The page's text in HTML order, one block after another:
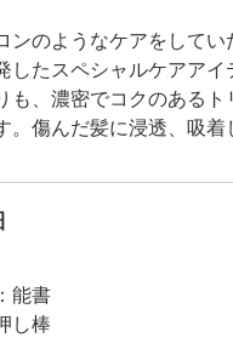
ンのようなケアをしてい
したスペシャルケアアイ
も、濃密でコクのあるト
。傷んだ髪に浸透、吸着
入り込んで毛髪内部を補
ウリン酸セラミドＮＧ、
め、ヒドロキシエチルウ
ィクルタンパク）、加水
ラチン（羊毛）、ケラチ
酸、アセチルシステイン
能書
し棒